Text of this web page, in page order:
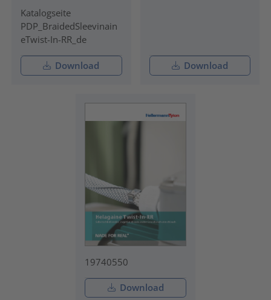
Katalogseite
PDP_BraidedSleevinain
eTwist-In-RR_de
Download Download
19740550
Download